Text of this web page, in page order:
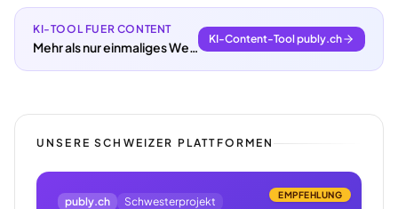
KI-TOOL FUER CONTENT
Mehr als nur einmaliges Webdesign.
KI-Content-Tool publy.ch
UNSERE SCHWEIZER PLATTFORMEN
EMPFEHLUNG
publy.ch Schwesterprojekt